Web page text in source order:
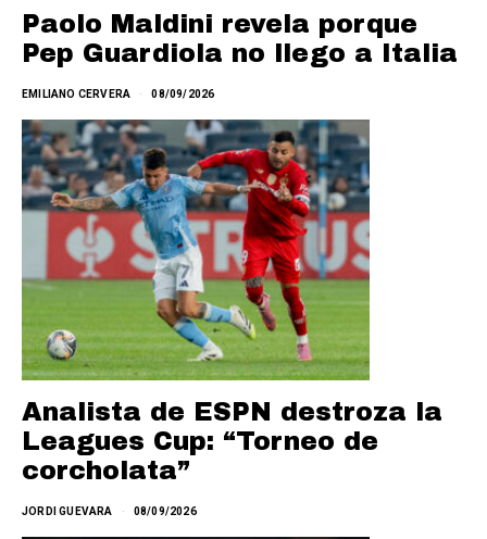
Paolo Maldini revela porque
Pep Guardiola no llego a Italia
EMILIANO CERVERA 08/09/2026
Analista de ESPN destroza la
Leagues Cup: “Torneo de
corcholata”
JORDI GUEVARA 08/09/2026